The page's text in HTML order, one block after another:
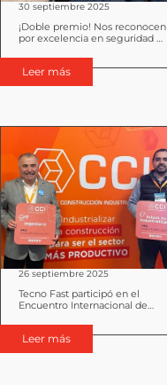
30 septiembre 2025
¡Doble premio! Nos reconocen
por excelencia en seguridad y
Leer más
26 septiembre 2025
Tecno Fast participó en el
Encuentro Internacional de
Leer más